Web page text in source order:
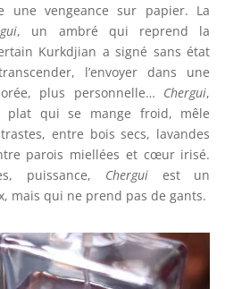
une vengeance sur papier. La
, un ambré qui reprend la
Kurkdjian a signé sans état
l’envoyer dans une
plus personnelle… Chergui,
plat qui se mange froid, mêle
entre bois secs, lavandes
parois miellées et cœur irisé.
puissance, Cherguiest un
mais qui ne prend pas de gants.